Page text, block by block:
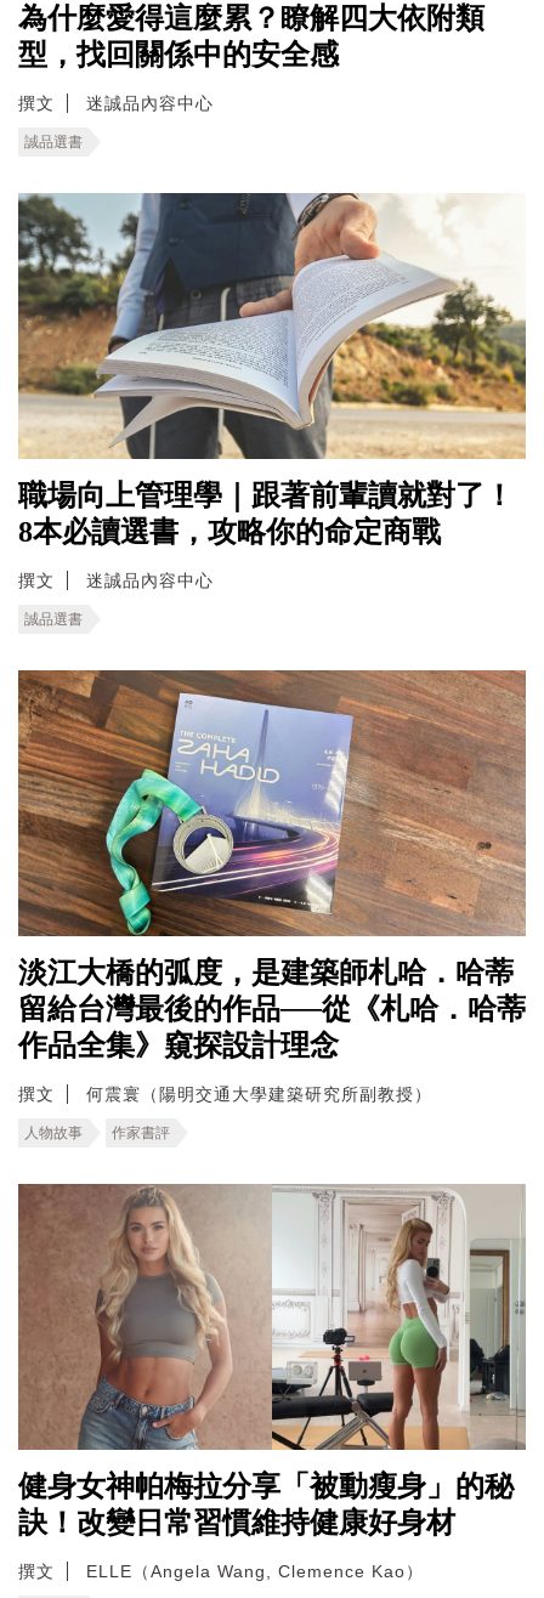
為什麼愛得這麼累？瞭解四大依附類
型，找回關係中的安全感
撰文 迷誠品內容中心
誠品選書
職場向上管理學｜跟著前輩讀就對了！
8本必讀選書，攻略你的命定商戰
撰文 迷誠品內容中心
誠品選書
淡江大橋的弧度，是建築師札哈．哈蒂
留給台灣最後的作品──從《札哈．哈蒂
作品全集》窺探設計理念
撰文 何震寰（陽明交通大學建築研究所副教授）
人物故事 作家書評
健身女神帕梅拉分享「被動瘦身」的秘
訣！改變日常習慣維持健康好身材
撰文 ELLE（Angela Wang, Clemence Kao）